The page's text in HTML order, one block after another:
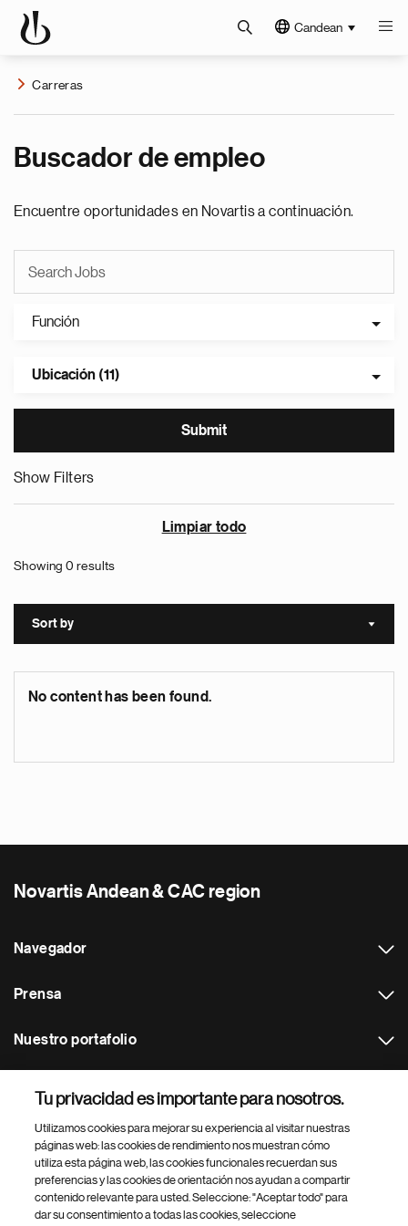
Candean
Carreras
Buscador de empleo
Encuentre oportunidades en Novartis a continuación.
Función
Ubicación (11)
Show Filters
Limpiar todo
Showing 0 results
Sort by Sort
No content has been found.
Novartis Andean & CAC region
Navegador
Prensa
Nuestro portafolio
Footer Site Search
Tu privacidad es importante para nosotros.
Utilizamos cookies para mejorar su experiencia al visitar nuestras
páginas web: las cookies de rendimiento nos muestran cómo
utiliza esta página web, las cookies funcionales recuerdan sus
preferencias y las cookies de orientación nos ayudan a compartir
contenido relevante para usted. Seleccione: "Aceptar todo" para
dar su consentimiento a todas las cookies, seleccione